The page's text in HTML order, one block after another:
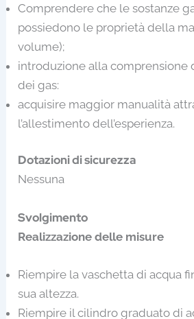
Comprendere che le sostanze
possiedono le proprietà della
volume);
introduzione alla comprensione
dei gas:
acquisire maggior manualità
l’allestimento dell’esperienza.
Dotazioni di sicurezza
Nessuna
Svolgimento
Realizzazione delle misure
Riempire la vaschetta di acqua
sua altezza.
Riempire il cilindro graduato di